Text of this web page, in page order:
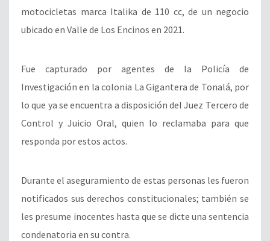
motocicletas marca Italika de 110 cc, de un negocio
ubicado en Valle de Los Encinos en 2021.
Fue capturado por agentes de la Policía de
Investigación en la colonia La Gigantera de Tonalá, por
lo que ya se encuentra a disposición del Juez Tercero de
Control y Juicio Oral, quien lo reclamaba para que
responda por estos actos.
Durante el aseguramiento de estas personas les fueron
notificados sus derechos constitucionales; también se
les presume inocentes hasta que se dicte una sentencia
condenatoria en su contra.